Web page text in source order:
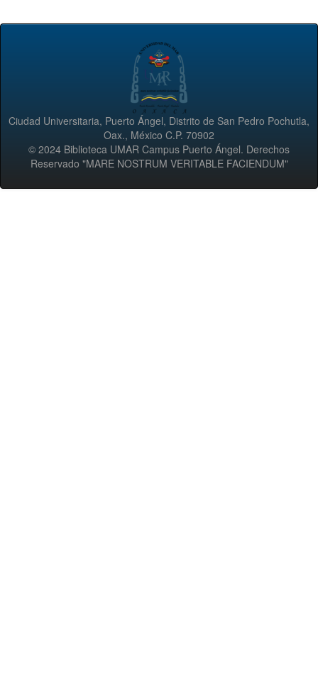
Ciudad Universitaria, Puerto Ángel, Distrito de San Pedro Pochutla,
Oax., México C.P. 70902
© 2024 Biblioteca UMAR Campus Puerto Ángel. Derechos
Reservado "MARE NOSTRUM VERITABLE FACIENDUM"